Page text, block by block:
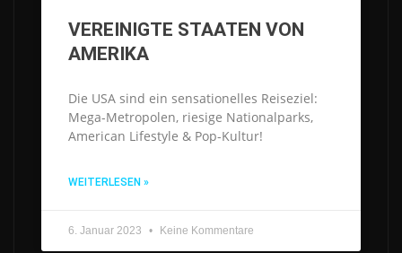
VEREINIGTE STAATEN VON
AMERIKA
Die USA sind ein sensationelles Reiseziel:
Mega-Metropolen, riesige Nationalparks,
American Lifestyle & Pop-Kultur!
WEITERLESEN »
6. Januar 2023 Keine Kommentare